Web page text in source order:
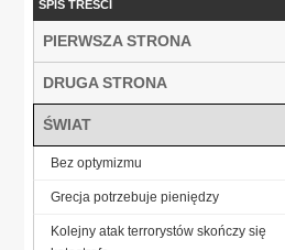
SPIS TREŚCI
PIERWSZA STRONA
DRUGA STRONA
ŚWIAT
Bez optymizmu
Grecja potrzebuje pieniędzy
Kolejny atak terrorystów skończy się